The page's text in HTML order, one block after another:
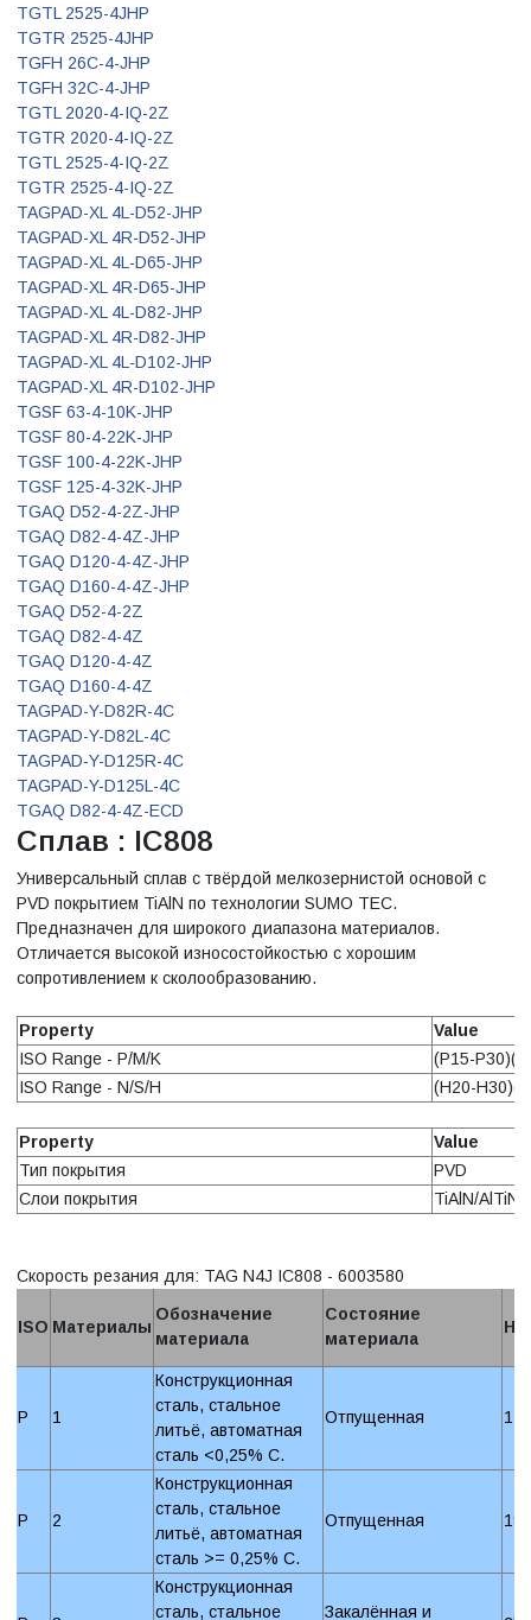
TGTL 2525-4JHP
TGTR 2525-4JHP
TGFH 26C-4-JHP
TGFH 32C-4-JHP
TGTL 2020-4-IQ-2Z
TGTR 2020-4-IQ-2Z
TGTL 2525-4-IQ-2Z
TGTR 2525-4-IQ-2Z
TAGPAD-XL 4L-D52-JHP
TAGPAD-XL 4R-D52-JHP
TAGPAD-XL 4L-D65-JHP
TAGPAD-XL 4R-D65-JHP
TAGPAD-XL 4L-D82-JHP
TAGPAD-XL 4R-D82-JHP
TAGPAD-XL 4L-D102-JHP
TAGPAD-XL 4R-D102-JHP
TGSF 63-4-10K-JHP
TGSF 80-4-22K-JHP
TGSF 100-4-22K-JHP
TGSF 125-4-32K-JHP
TGAQ D52-4-2Z-JHP
TGAQ D82-4-4Z-JHP
TGAQ D120-4-4Z-JHP
TGAQ D160-4-4Z-JHP
TGAQ D52-4-2Z
TGAQ D82-4-4Z
TGAQ D120-4-4Z
TGAQ D160-4-4Z
TAGPAD-Y-D82R-4C
TAGPAD-Y-D82L-4C
TAGPAD-Y-D125R-4C
TAGPAD-Y-D125L-4C
TGAQ D82-4-4Z-ECD
Сплав : IC808
Универсальный сплав с твёрдой мелкозернистой основой с
PVD покрытием TiAlN по технологии SUMO TEC.
Предназначен для широкого диапазона материалов.
Отличается высокой износостойкостью с хорошим
сопротивлением к сколообразованию.
Property
Value
ISO Range - P/M/K
(P15-
ISO Range - N/S/H
(H20-
Property
Value
Тип покрытия
PVD
Слои покрытия
TiAlN/
Скорость резания для: TAG N4J IC808 - 6003580
ISO Материалы
Обозначение
материала
Состояние
материала
P 1
Конструкционная
сталь, стальное
литьё, автоматная
сталь <0,25% C.
Отпущенная
P 2
Конструкционная
сталь, стальное
литьё, автоматная
сталь >= 0,25% C.
Отпущенная
Конструкционная
сталь, стальное
Закалённая и